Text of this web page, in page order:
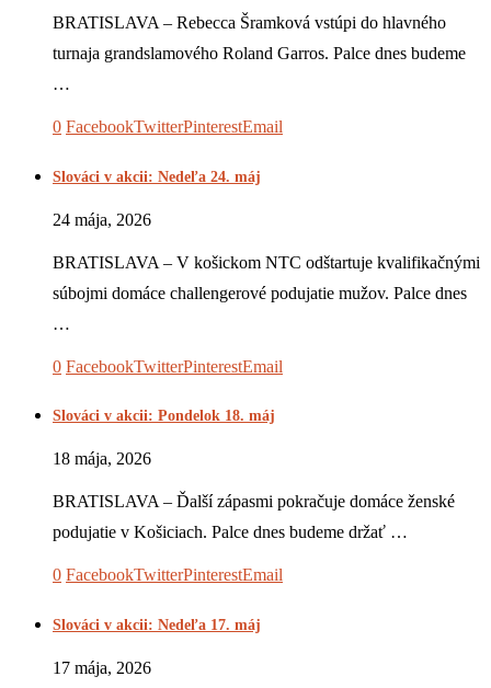
BRATISLAVA – Rebecca Šramková vstúpi do hlavného
turnaja grandslamového Roland Garros. Palce dnes budeme
…
0 FacebookTwitterPinterestEmail
Slováci v akcii: Nedeľa 24. máj
24 mája, 2026
BRATISLAVA – V košickom NTC odštartuje kvalifikačnými
súbojmi domáce challengerové podujatie mužov. Palce dnes
…
0 FacebookTwitterPinterestEmail
Slováci v akcii: Pondelok 18. máj
18 mája, 2026
BRATISLAVA – Ďalší zápasmi pokračuje domáce ženské
podujatie v Košiciach. Palce dnes budeme držať …
0 FacebookTwitterPinterestEmail
Slováci v akcii: Nedeľa 17. máj
17 mája, 2026